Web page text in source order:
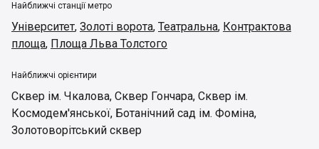
Найближчі станції метро
Університет, Золоті ворота, Театральна, Контрактова
площа, Площа Льва Толстого
Найближчі орієнтири
Сквер ім. Чкалова, Сквер Гончара, Сквер ім.
Космодем'янської, Ботанічний сад ім. Фоміна,
Золотоворітський сквер